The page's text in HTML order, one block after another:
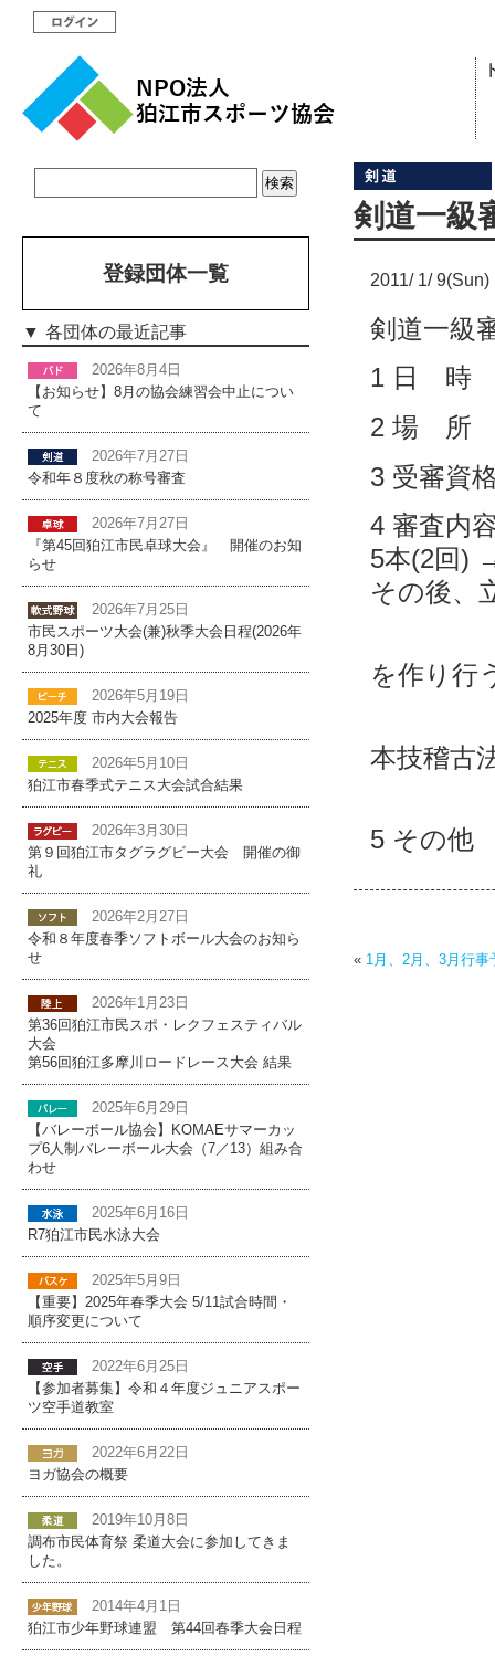
剣道一級
2011/ 1/ 9(Sun)
剣道一級
1 日 時
2 場
3 受審
4 審査
5本(2回)
その後、
を作り行
本技稽古
5 その
« 1月、2月、3月行事
登録団体一覧
各団体の最近記事
2026年8月4日
【お知らせ】8月の協会練習会中止につい
て
2026年7月27日
令和年８度秋の称号審査
2026年7月27日
『第45回狛江市民卓球大会』 開催のお知
らせ
2026年7月25日
市民スポーツ大会(兼)秋季大会日程(2026年
8月30日)
2026年5月19日
2025年度 市内大会報告
2026年5月10日
狛江市春季式テニス大会試合結果
2026年3月30日
第９回狛江市タグラグビー大会 開催の御
礼
2026年2月27日
令和８年度春季ソフトボール大会のお知ら
せ
2026年1月23日
第36回狛江市民スポ・レクフェスティバル
大会
第56回狛江多摩川ロードレース大会 結果
2025年6月29日
【バレーボール協会】KOMAEサマーカッ
プ6人制バレーボール大会（7／13）組み合
わせ
2025年6月16日
R7狛江市民水泳大会
2025年5月9日
【重要】2025年春季大会 5/11試合時間・
順序変更について
2022年6月25日
【参加者募集】令和４年度ジュニアスポー
ツ空手道教室
2022年6月22日
ヨガ協会の概要
2019年10月8日
調布市民体育祭 柔道大会に参加してきま
した。
2014年4月1日
狛江市少年野球連盟 第44回春季大会日程